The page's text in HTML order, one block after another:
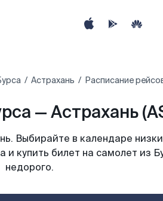
Астрахань Расписание
— Астрахань
Выбирайте в календаре
и купить билет на самолет из
недорого.